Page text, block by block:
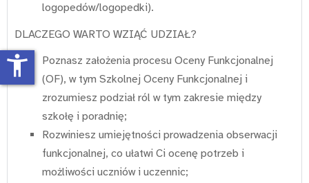
logopedów/logopedki).
DLACZEGO WARTO WZIĄĆ UDZIAŁ?
Poznasz założenia procesu Oceny Funkcjonalnej
(OF), w tym Szkolnej Oceny Funkcjonalnej i
zrozumiesz podział ról w tym zakresie między
szkołę i poradnię;
Rozwiniesz umiejętności prowadzenia obserwacji
funkcjonalnej, co ułatwi Ci ocenę potrzeb i
możliwości uczniów i uczennic;
accessibility_new